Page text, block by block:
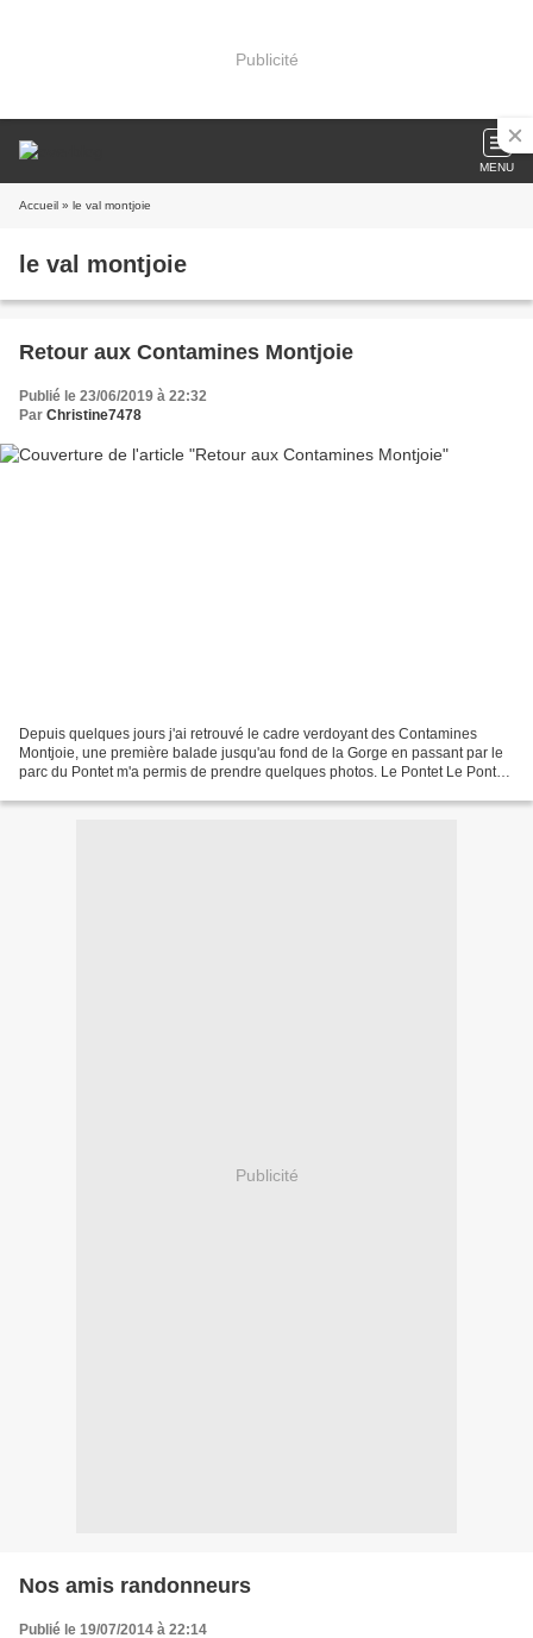
Publicité
MENU
Accueil » le val montjoie
le val montjoie
Retour aux Contamines Montjoie
Publié le 23/06/2019 à 22:32
Par Christine7478
Depuis quelques jours j'ai retrouvé le cadre verdoyant des Contamines
Montjoie, une première balade jusqu'au fond de la Gorge en passant par le
parc du Pontet m'a permis de prendre quelques photos. Le Pontet Le Pontet
Publicité
Nos amis randonneurs
Publié le 19/07/2014 à 22:14